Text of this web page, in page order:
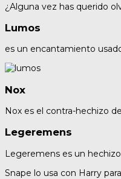
¿Alguna vez has querido
Lumos
es un encantamiento
Nox
Nox es el contra-hechizo
Legeremens
Legeremens es un
Snape lo usa con Harry